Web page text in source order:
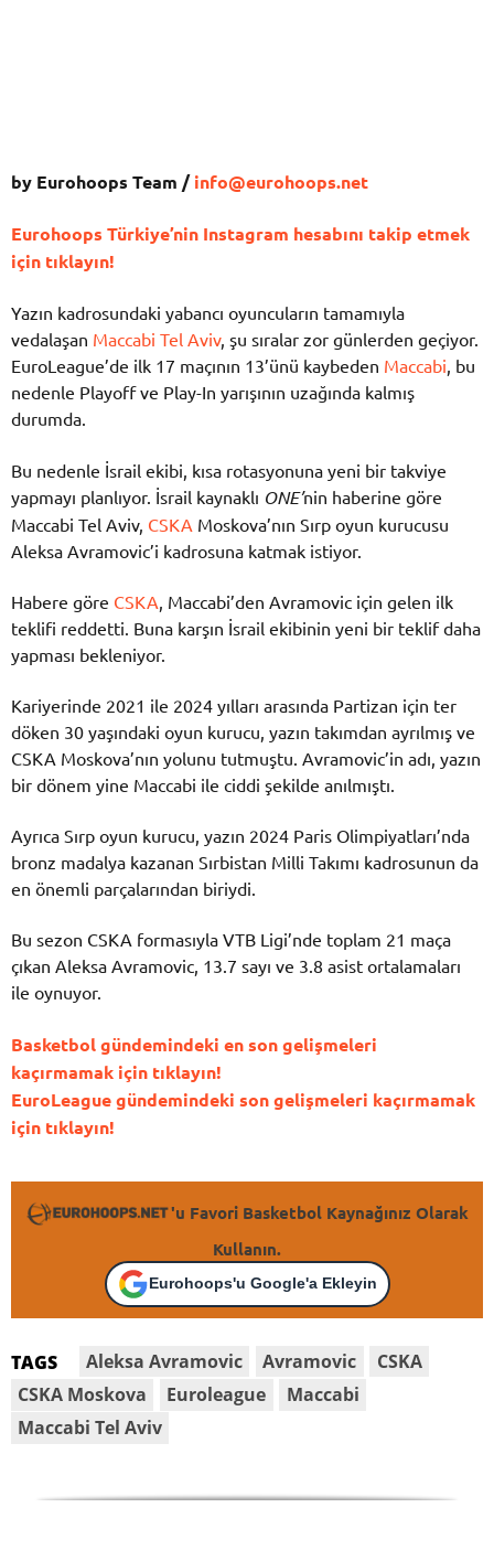
by Eurohoops Team /info@eurohoops.net
Eurohoops Türkiye’nin Instagram hesabını takip etmek
için tıklayın!
Yazın kadrosundaki yabancı oyuncuların tamamıyla
vedalaşan Maccabi Tel Aviv, şu sıralar zor günlerden geçiyor.
EuroLeague’de ilk 17 maçının 13’ünü kaybeden Maccabi, bu
nedenle Playoff ve Play-In yarışının uzağında kalmış
durumda.
Bu nedenle İsrail ekibi, kısa rotasyonuna yeni bir takviye
yapmayı planlıyor. İsrail kaynaklı ONE’nin haberine göre
Maccabi Tel Aviv, CSKA Moskova’nın Sırp oyun kurucusu
Aleksa Avramovic’i kadrosuna katmak istiyor.
Habere göre CSKA , Maccabi’den Avramovic için gelen ilk
teklifi reddetti. Buna karşın İsrail ekibinin yeni bir teklif daha
yapması bekleniyor.
Kariyerinde 2021 ile 2024 yılları arasında Partizan için ter
döken 30 yaşındaki oyun kurucu, yazın takımdan ayrılmış ve
CSKA Moskova’nın yolunu tutmuştu. Avramovic’in adı, yazın
bir dönem yine Maccabi ile ciddi şekilde anılmıştı.
Ayrıca Sırp oyun kurucu, yazın 2024 Paris Olimpiyatları’nda
bronz madalya kazanan Sırbistan Milli Takımı kadrosunun da
en önemli parçalarından biriydi.
Bu sezon CSKA formasıyla VTB Ligi’nde toplam 21 maça
çıkan Aleksa Avramovic, 13.7 sayı ve 3.8 asist ortalamaları
ile oynuyor.
Basketbol gündemindeki en son gelişmeleri
kaçırmamak için tıklayın!
EuroLeague gündemindeki son gelişmeleri kaçırmamak
için tıklayın!
'u Favori Basketbol Kaynağınız Olarak
Kullanın.
Eurohoops'u Google'a Ekleyin
TAGS Aleksa Avramovic Avramovic
CSKA
CSKA Moskova
Euroleague
Maccabi
Maccabi Tel Aviv